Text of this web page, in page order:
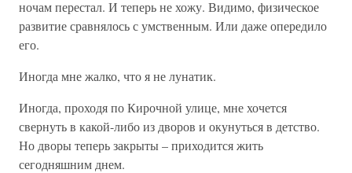
ночам перестал. И теперь не хожу. Видимо, физическое
развитие сравнялось с умственным. Или даже опередило
его.
Иногда мне жалко, что я не лунатик.
Иногда, проходя по Кирочной улице, мне хочется
свернуть в какой-либо из дворов и окунуться в детство.
Но дворы теперь закрыты – приходится жить
сегодняшним днем.